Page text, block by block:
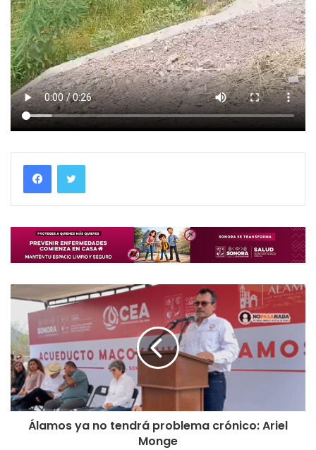
Álamos ya no tendrá problema crónico: Ariel
Monge